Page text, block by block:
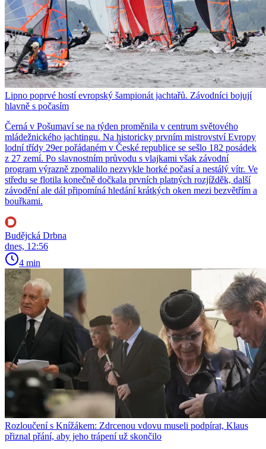
Lipno poprvé hostí evropský šampionát jachtařů. Závodníci bojují
hlavně s počasím
Černá v Pošumaví se na týden proměnila v centrum světového
mládežnického jachtingu. Na historicky prvním mistrovství Evropy
lodní třídy 29er pořádaném v České republice se sešlo 182 posádek
z 27 zemí. Po slavnostním průvodu s vlajkami však závodní
program výrazně zpomalilo nezvykle horké počasí a nestálý vítr. Ve
středu se flotila konečně dočkala prvních platných rozjížděk, další
závodění ale dál připomíná hledání krátkých oken mezi bezvětřím a
bouřkami.
Budějcká Drbna
dnes, 12:56
4 min
Rozloučení s Knížákem: Zdrcenou vdovu museli podpírat, Klaus
přiznal přání, aby jeho trápení už skončilo